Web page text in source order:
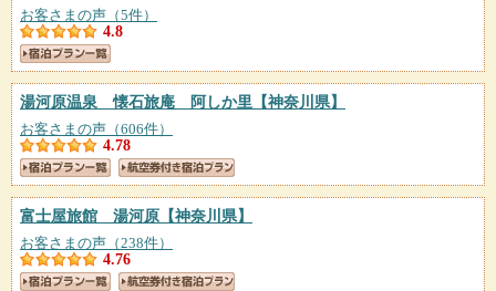
お客さまの声（5件）
4.8
湯河原温泉 懐石旅庵 阿しか里 【神奈川県】
お客さまの声（606件）
4.78
富士屋旅館 湯河原 【神奈川県】
お客さまの声（238件）
4.76